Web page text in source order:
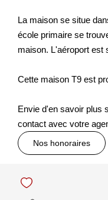
La maison se situe
école primaire se
maison. L'aéroport est
Cette maison T9 est
Envie d'en savoir plus
contact avec votre
Nos honoraires